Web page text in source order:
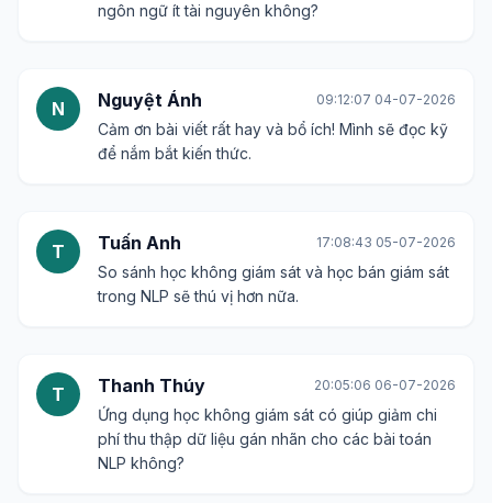
ngôn ngữ ít tài nguyên không?
N Nguyệt Ánh 09:12:07 04-07-2026
Cảm ơn bài viết rất hay và bổ ích! Mình sẽ đọc kỹ
để nắm bắt kiến thức.
T Tuấn Anh 17:08:43 05-07-2026
So sánh học không giám sát và học bán giám sát
trong NLP sẽ thú vị hơn nữa.
T Thanh Thúy 20:05:06 06-07-2026
Ứng dụng học không giám sát có giúp giảm chi
phí thu thập dữ liệu gán nhãn cho các bài toán
NLP không?